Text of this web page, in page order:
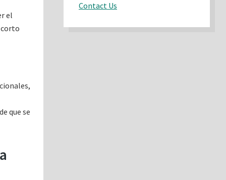
el
corto
que se
Contact Us